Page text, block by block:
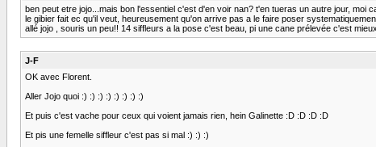
ben peut etre jojo...mais bon l'essentiel c'est d'en voir nan? t'en tueras un autre jour,
le gibier fait ec qu'il veut, heureusement qu'on arrive pas a le faire poser
allé jojo , souris un peu!! 14 siffleurs a la pose c'est beau, pi une cane prélevée c'est
J-F
OK avec Florent.
Aller Jojo quoi :) :) :) :) :) :) :) :)
Et puis c'est vache pour ceux qui voient jamais rien, hein Galinette :D :D :D :D
Et pis une femelle siffleur c'est pas si mal :) :) :)